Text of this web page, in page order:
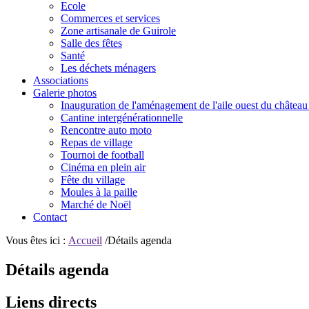
Ecole
Commerces et services
Zone artisanale de Guirole
Salle des fêtes
Santé
Les déchets ménagers
Associations
Galerie photos
Inauguration de l'aménagement de l'aile ouest du
Cantine intergénérationnelle
Rencontre auto moto
Repas de village
Tournoi de football
Cinéma en plein air
Fête du village
Moules à la paille
Marché de Noël
Contact
Vous êtes ici : Accueil /Détails agenda
Détails agenda
Liens directs